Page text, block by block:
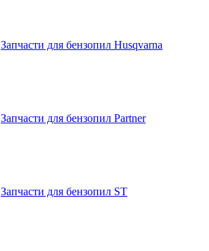
Запчасти для бензопил Husqvarna
Запчасти для бензопил Partner
Запчасти для бензопил ST